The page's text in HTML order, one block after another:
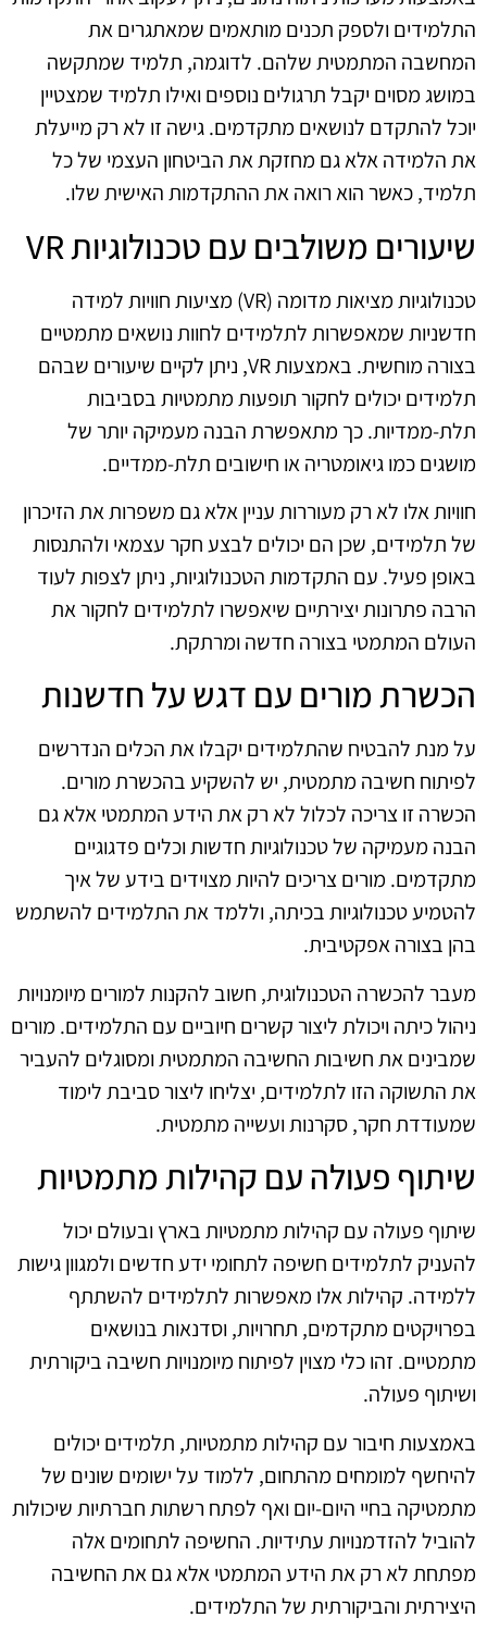
התלמידים ולספק תכנים מותאמים שמאתגרים את
המחשבה המתמטית שלהם. לדוגמה, תלמיד שמתקשה
במושג מסוים יקבל תרגולים נוספים ואילו תלמיד שמצטיין
יוכל להתקדם לנושאים מתקדמים. גישה זו לא רק מייעלת
את הלמידה אלא גם מחזקת את הביטחון העצמי של כל
תלמיד, כאשר הוא רואה את ההתקדמות האישית שלו.
שיעורים משולבים עם טכנולוגיות VR
טכנולוגיות מציאות מדומה (VR) מציעות חוויות למידה
חדשניות שמאפשרות לתלמידים לחוות נושאים מתמטיים
בצורה מוחשית. באמצעות VR, ניתן לקיים שיעורים שבהם
תלמידים יכולים לחקור תופעות מתמטיות בסביבות
תלת-ממדיות. כך מתאפשרת הבנה מעמיקה יותר של
מושגים כמו גיאומטריה או חישובים תלת-ממדיים.
חוויות אלו לא רק מעוררות עניין אלא גם משפרות את הזיכרון
של תלמידים, שכן הם יכולים לבצע חקר עצמאי ולהתנסות
באופן פעיל. עם התקדמות הטכנולוגיות, ניתן לצפות לעוד
הרבה פתרונות יצירתיים שיאפשרו לתלמידים לחקור את
העולם המתמטי בצורה חדשה ומרתקת.
הכשרת מורים עם דגש על חדשנות
על מנת להבטיח שהתלמידים יקבלו את הכלים הנדרשים
לפיתוח חשיבה מתמטית, יש להשקיע בהכשרת מורים.
הכשרה זו צריכה לכלול לא רק את הידע המתמטי אלא גם
הבנה מעמיקה של טכנולוגיות חדשות וכלים פדגוגיים
מתקדמים. מורים צריכים להיות מצוידים בידע של איך
להטמיע טכנולוגיות בכיתה, וללמד את התלמידים להשתמש
בהן בצורה אפקטיבית.
מעבר להכשרה הטכנולוגית, חשוב להקנות למורים מיומנויות
ניהול כיתה ויכולת ליצור קשרים חיוביים עם התלמידים. מורים
שמבינים את חשיבות החשיבה המתמטית ומסוגלים להעביר
את התשוקה הזו לתלמידים, יצליחו ליצור סביבת לימוד
שמעודדת חקר, סקרנות ועשייה מתמטית.
שיתוף פעולה עם קהילות מתמטיות
שיתוף פעולה עם קהילות מתמטיות בארץ ובעולם יכול
להעניק לתלמידים חשיפה לתחומי ידע חדשים ולמגוון גישות
ללמידה. קהילות אלו מאפשרות לתלמידים להשתתף
בפרויקטים מתקדמים, תחרויות, וסדנאות בנושאים
מתמטיים. זהו כלי מצוין לפיתוח מיומנויות חשיבה ביקורתית
ושיתוף פעולה.
באמצעות חיבור עם קהילות מתמטיות, תלמידים יכולים
להיחשף למומחים מהתחום, ללמוד על ישומים שונים של
מתמטיקה בחיי היום-יום ואף לפתח רשתות חברתיות שיכולות
להוביל להזדמנויות עתידיות. החשיפה לתחומים אלה
מפתחת לא רק את הידע המתמטי אלא גם את החשיבה
היצירתית והביקורתית של התלמידים.